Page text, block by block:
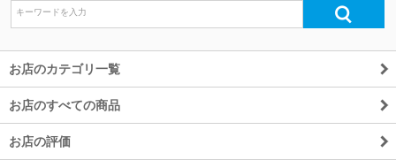
お店のカテゴリ一覧
お店のすべての商品
お店の評価